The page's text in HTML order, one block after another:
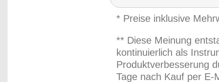
* Preise inklusive
** Diese Meinung
kontinuierlich als
Produktverbesserung
Tage nach Kauf per E-